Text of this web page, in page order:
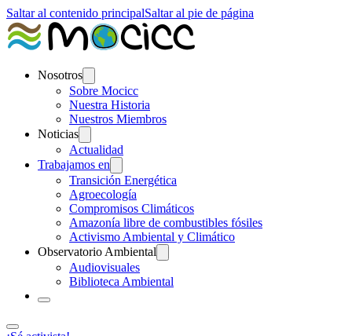
Saltar al contenido principalSaltar al pie de página
Nosotros
Sobre Mocicc
Nuestra Historia
Nuestros Miembros
Noticias
Actualidad
Trabajamos en
Transición Energética
Agroecología
Compromisos Climáticos
Amazonía libre de combustibles fósiles
Activismo Ambiental y Climático
Observatorio Ambiental
Audiovisuales
Biblioteca Ambiental